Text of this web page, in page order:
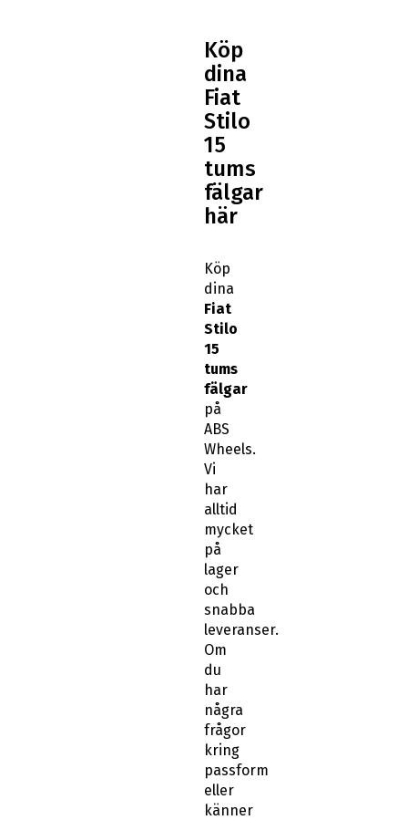
Köp
dina
Fiat
Stilo
15
tums
fälgar
här
Köp
dina
Fiat
Stilo
15
tums
fälgar
på
ABS
Wheels.
Vi
har
alltid
mycket
på
lager
och
snabba
leveranser.
Om
du
har
några
frågor
kring
passform
eller
känner